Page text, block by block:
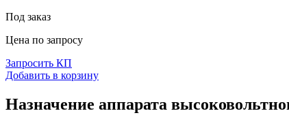
Под заказ
Цена по запросу
Запросить КП
Добавить в корзину
Назначение аппарата